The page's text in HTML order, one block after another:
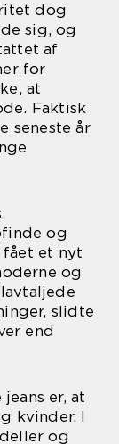
dog
sig, og
af
for
at
Faktisk
seneste år
og
fået et nyt
og
slidte
end
er, at
kvinder. I
og